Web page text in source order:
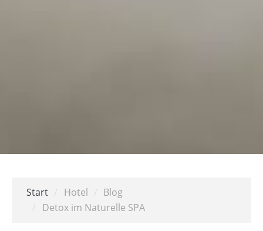
Start Hotel
Blog
Detox im Naturelle SPA